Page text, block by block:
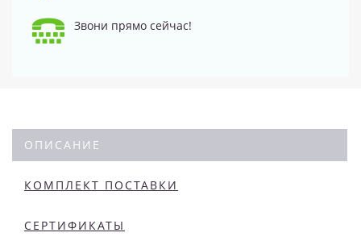
Звони прямо сейчас!
ОПИСАНИЕ
КОМПЛЕКТ ПОСТАВКИ
СЕРТИФИКАТЫ